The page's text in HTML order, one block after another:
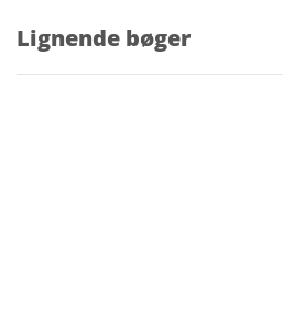
Lignende bøger